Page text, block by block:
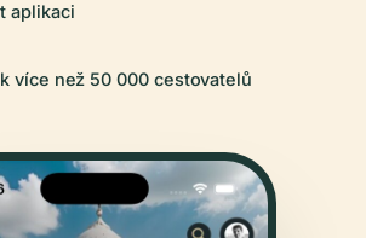
aplikaci
více než 50 000 cestovatelů